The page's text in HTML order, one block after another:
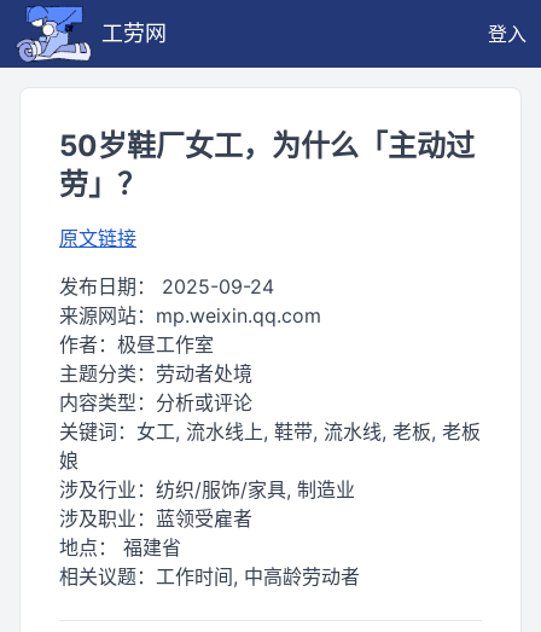
工劳网 登入
50岁鞋厂女工，为什么「主动过
劳」？
原文链接
发布日期： 2025-09-24
来源网站： mp.weixin.qq.com
作者： 极昼工作室
主题分类： 劳动者处境
内容类型： 分析或评论
关键词： 女工, 流水线上, 鞋带, 流水线, 老板, 老板
娘
涉及行业： 纺织/服饰/家具, 制造业
涉及职业： 蓝领受雇者
地点： 福建省
相关议题： 工作时间, 中高龄劳动者